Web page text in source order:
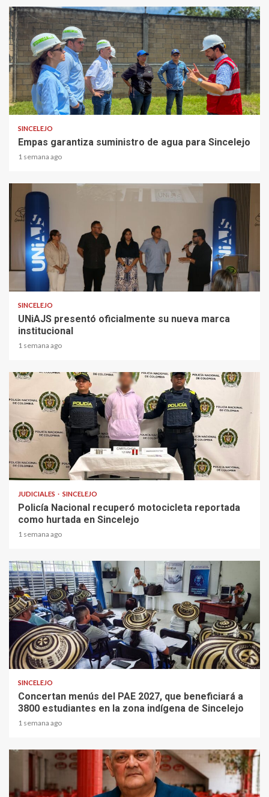
1 min read
SINCELEJO
Empas garantiza suministro de agua para Sincelejo
1 semana ago
2 min read
SINCELEJO
UNiAJS presentó oficialmente su nueva marca
institucional
1 semana ago
1 min read
JUDICIALES SINCELEJO
Policía Nacional recuperó motocicleta reportada
como hurtada en Sincelejo
1 semana ago
1 min read
SINCELEJO
Concertan menús del PAE 2027, que beneficiará a
3800 estudiantes en la zona indígena de Sincelejo
1 semana ago